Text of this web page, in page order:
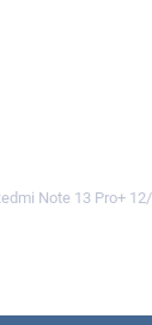
Note 13 Pro+